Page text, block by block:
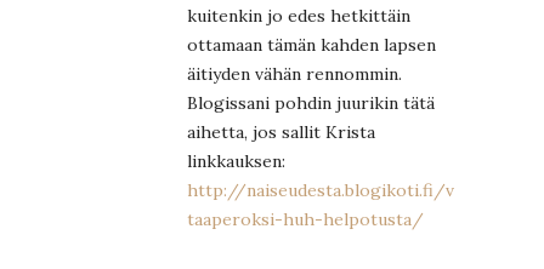
kuitenkin jo edes hetkittäin
ottamaan tämän kahden lapsen
äitiyden vähän rennommin.
Blogissani pohdin juurikin tätä
aihetta, jos sallit Krista
linkkauksen:
http://naiseudesta.blogikoti.fi/vauvasta-
taaperoksi-huh-helpotusta/